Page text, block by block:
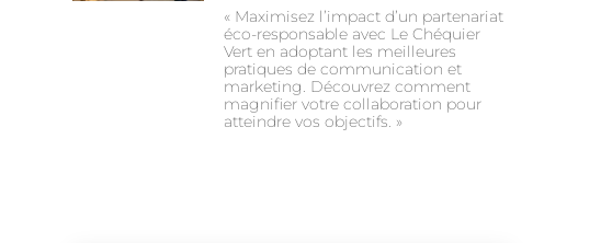
« Maximisez l’impact d’un partenariat
éco-responsable avec Le Chéquier
Vert en adoptant les meilleures
pratiques de communication et
marketing. Découvrez comment
magnifier votre collaboration pour
atteindre vos objectifs. »